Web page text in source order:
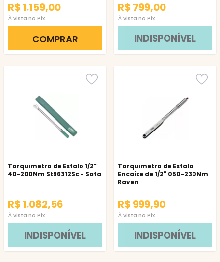
R$ 1.159,00
À vista no Pix
COMPRAR
R$ 799,00
À vista no Pix
INDISPONÍVEL
Torquímetro de Estalo 1/2"
40-200Nm St96312Sc - Sata
R$ 1.082,56
À vista no Pix
INDISPONÍVEL
Torquímetro de Estalo
Encaixe de 1/2" 050-230Nm
Raven
R$ 999,90
À vista no Pix
INDISPONÍVEL